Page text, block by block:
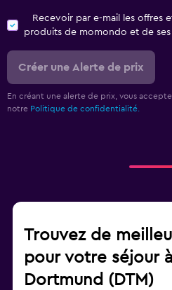
Recevoir par e-mail les offres
produits de momondo et de ses
Créer une Alerte de prix
En créant une alerte de prix, vous
notre Politique de confidentialité.
Trouvez de
pour votre séjour
Dortmund (DTM)